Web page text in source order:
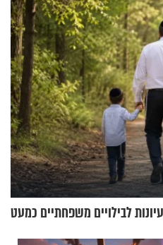
איבה קיבלו כספים במירמה
להוציא מאות שקלים: 20 רעיונות לבילויים משפחתיים כמעט